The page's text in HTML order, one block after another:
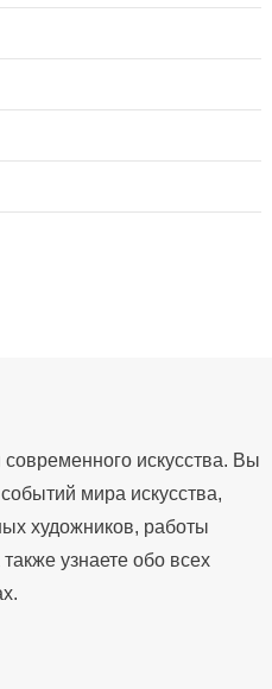
искусства. Вы
мира искусства,
художников, работы
узнаете обо всех